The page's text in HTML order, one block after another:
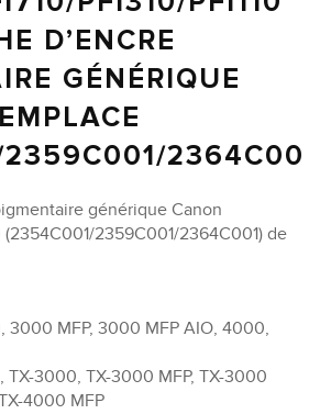
D’ENCRE
GÉNÉRIQUE
2364C001
générique Canon
(2354C001/2359C001/2364C001) de
MFP, 3000 MFP AIO, 4000,
3000, TX-3000 MFP, TX-3000
4000 MFP